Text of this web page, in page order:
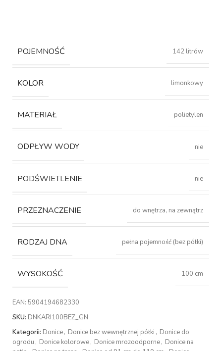
POJEMNOŚĆ 142 litrów
KOLOR limonkowy
MATERIAŁ polietylen
ODPŁYW WODY nie
PODŚWIETLENIE nie
PRZEZNACZENIE do wnętrza, na zewnątrz
RODZAJ DNA pełna pojemność (bez półki)
WYSOKOŚĆ 100 cm
EAN: 5904194682330
SKU: DNKARI100BEZ_GN
Kategorii: Donice, Donice bez wewnętrznej półki , Donice do
ogrodu , Donice kolorowe, Donice mrozoodporne, Donice na